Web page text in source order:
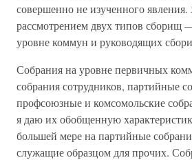
совершенно не изученного
рассмотрением двух типов сборищ
уровне коммун и руководящих
Собрания на уровне первичных
собрания сотрудников, партийные
профсоюзные и комсомольские
я даю их обобщенную
большей мере на партийные
служащие образцом для прочих.